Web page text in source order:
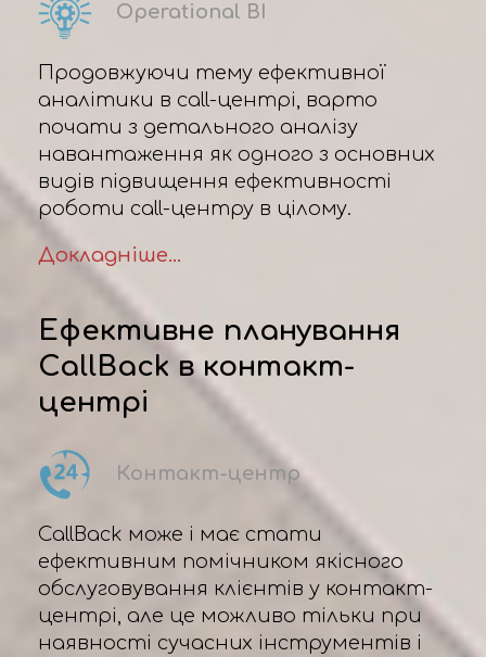
Operational BI
Продовжуючи тему ефективної
аналітики в call-центрі, варто
почати з детального аналізу
навантаження як одного з основних
видів підвищення ефективності
роботи call-центру в цілому.
Докладніше...
Ефективне планування
CallBack в контакт-
центрі
Контакт-центр
CallBack може і має стати
ефективним помічником якісного
обслуговування клієнтів у контакт-
центрі, але це можливо тільки при
наявності сучасних інструментів і